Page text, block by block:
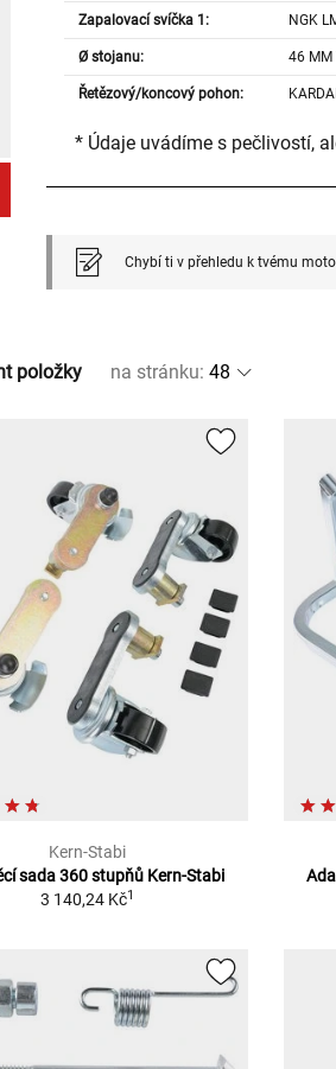
Zapalovací svíčka 1: NGK
Ø stojanu: 46 MM
Řetězový/koncový pohon:
* Údaje uvádíme s pečlivostí,
Chybí ti v přehledu k tvému
položky na stránku:
Kern-Stabi
sada 360 stupňů Kern-Stabi
3 140,24 Kč1